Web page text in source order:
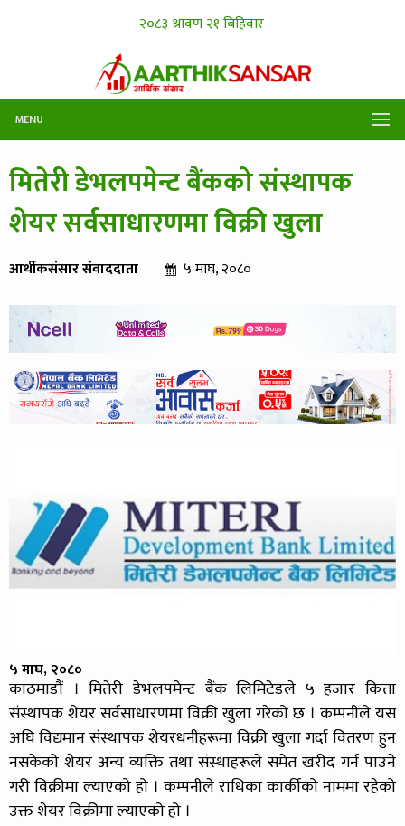
MENU
मितेरी डेभलपमेन्ट बैंकको संस्थापक
शेयर सर्वसाधारणमा विक्री खुला
आर्थीकसंसार संवाददाता ५ माघ, २०८०
५ माघ, २०८०
काठमाडौं । मितेरी डेभलपमेन्ट बैंक लिमिटेडले ५ हजार कित्ता
संस्थापक शेयर सर्वसाधारणमा विक्री खुला गरेको छ । कम्पनीले यस
अघि विद्यमान संस्थापक शेयरधनीहरूमा विक्री खुला गर्दा वितरण हुन
नसकेको शेयर अन्य व्यक्ति तथा संस्थाहरूले समेत खरीद गर्न पाउने
गरी विक्रीमा ल्याएको हो । कम्पनीले राधिका कार्कीको नाममा रहेको
उक्त शेयर विक्रीमा ल्याएको हो ।